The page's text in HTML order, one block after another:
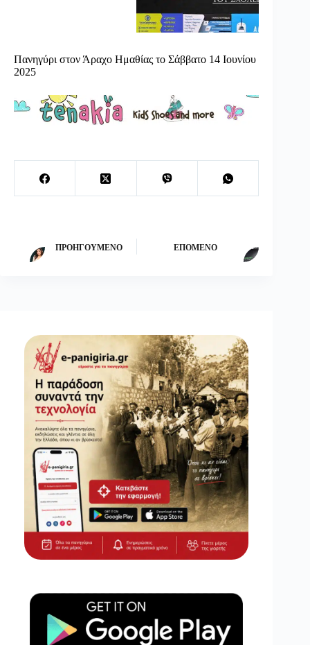
Πανηγύρι στον Άραχο Ημαθίας το Σάββατο 14 Ιουνίου
2025
ΠΡΟΗΓΟΎΜΕΝΟ ΕΠΌΜΕΝΟ